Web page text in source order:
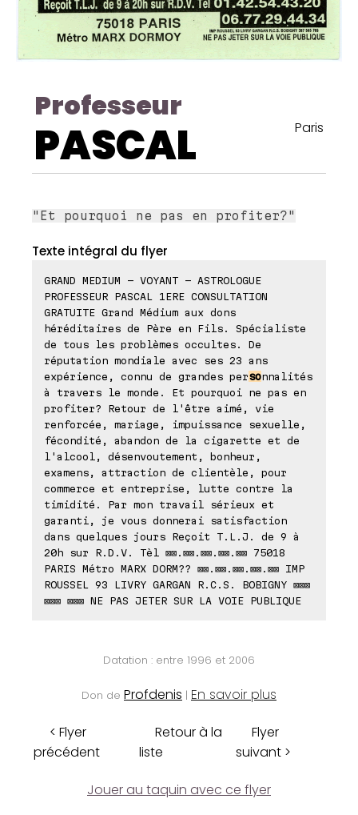
Professeur
PASCAL Paris
"Et pourquoi ne pas en profiter?"
Texte intégral du flyer
GRAND MEDIUM - VOYANT - ASTROLOGUE
PROFESSEUR PASCAL 1ERE CONSULTATION
GRATUITE Grand Médium aux dons
héréditaires de Père en Fils. Spécialiste
de tous les problèmes occultes. De
réputation mondiale avec ses 23 ans
expérience, connu de grandes personnalités
à travers le monde. Et pourquoi ne pas en
profiter? Retour de l'être aimé, vie
renforcée, mariage, impuissance sexuelle,
fécondité, abandon de la cigarette et de
l'alcool, désenvoutement, bonheur,
examens, attraction de clientèle, pour
commerce et entreprise, lutte contre la
timidité. Par mon travail sérieux et
garanti, je vous donnerai satisfaction
dans quelques jours Reçoit T.L.J. de 9 à
20h sur R.D.V. Tèl ⊠⊠.⊠⊠.⊠⊠.⊠⊠.⊠⊠ 75018
PARIS Métro MARX DORM?? ⊠⊠.⊠⊠.⊠⊠.⊠⊠.⊠⊠ IMP
ROUSSEL 93 LIVRY GARGAN R.C.S. BOBIGNY ⊠⊠⊠
⊠⊠⊠ ⊠⊠⊠ NE PAS JETER SUR LA VOIE PUBLIQUE
Datation : entre 1996 et 2006
Don de Profdenis | En savoir plus
< Flyer
précédent
Retour à la
liste
Flyer
suivant >
Jouer au taquin avec ce flyer